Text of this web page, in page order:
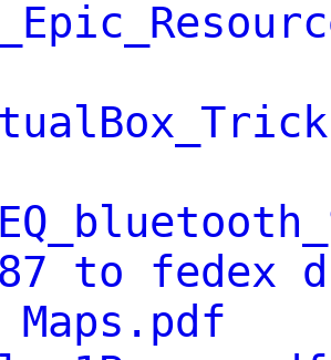
to fedex
Maps.pdf